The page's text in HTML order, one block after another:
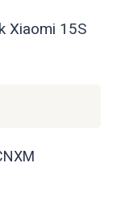
Xiaomi 15S